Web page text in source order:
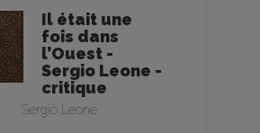
Il était une
fois dans
l’Ouest -
Sergio Leone -
critique
Sergio Leone